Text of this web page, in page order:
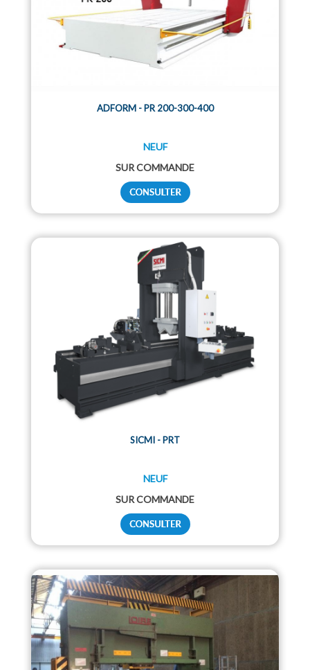
ADFORM - PR 200-300-400
NEUF
SUR COMMANDE
SICMI - PRT
NEUF
SUR COMMANDE